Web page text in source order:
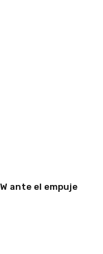
ante el empuje